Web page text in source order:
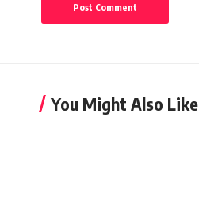
You Might Also Like